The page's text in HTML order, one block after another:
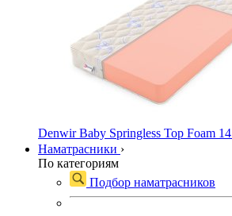
Denwir Baby Springless Top Foam 14
Наматрасники ›
По категориям
Подбор наматрасников